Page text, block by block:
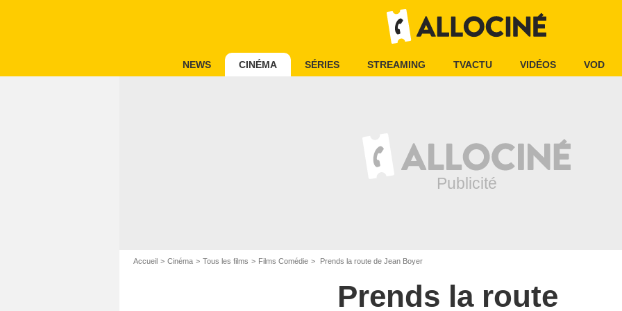
NEWS CINÉMA SÉRIES STREAMING TVACTU VIDÉOS VOD
Accueil Cinéma Tous les films Films Comédie Prends la route de Jean Boyer
Prends la route